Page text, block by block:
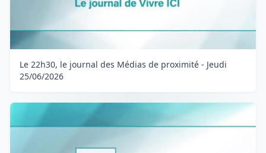
Le 22h30, le journal des Médias de proximité - Jeudi
25/06/2026